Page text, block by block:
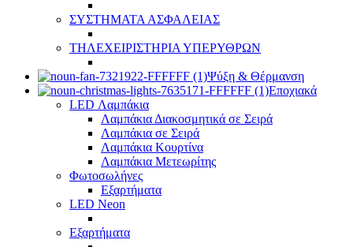
ΣΥΣΤΗΜΑΤΑ ΑΣΦΑΛΕΙΑΣ
ΤΗΛΕΧΕΙΡΙΣΤΗΡΙΑ ΥΠΕΡΥΘΡΩΝ
Ψύξη & Θέρμανση
Εποχιακά
LED Λαμπάκια
Λαμπάκια Διακοσμητικά σε Σειρά
Λαμπάκια σε Σειρά
Λαμπάκια Κουρτίνα
Λαμπάκια Μετεωρίτης
Φωτοσωλήνες
Εξαρτήματα
LED Neon
Εξαρτήματα